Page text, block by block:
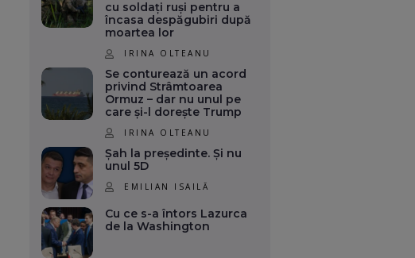
cu soldați ruși pentru a
încasa despăgubiri după
moartea lor
IRINA OLTEANU
Se conturează un acord
privind Strâmtoarea
Ormuz – dar nu unul pe
care și-l dorește Trump
IRINA OLTEANU
Șah la președinte. Și nu
unul 5D
EMILIAN ISAILĂ
Cu ce s-a întors Lazurca
de la Washington